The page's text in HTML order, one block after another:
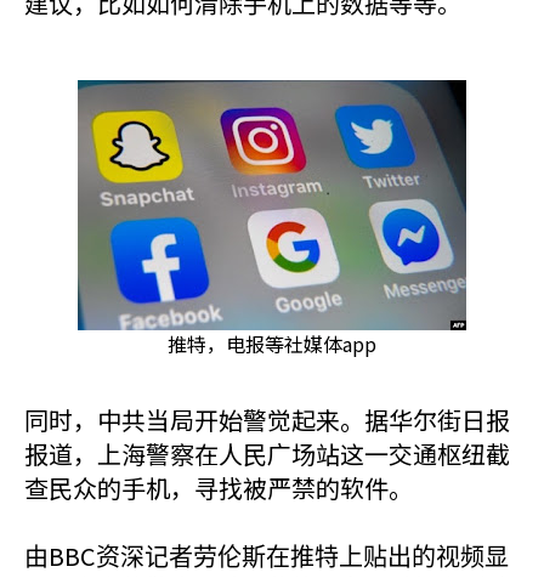
推特，电报等社媒体app
同时，中共当局开始警觉起来。据华尔街日报
报道，上海警察在人民广场站这一交通枢纽截
查民众的手机，寻找被严禁的软件。
由BBC资深记者劳伦斯在推特上贴出的视频显